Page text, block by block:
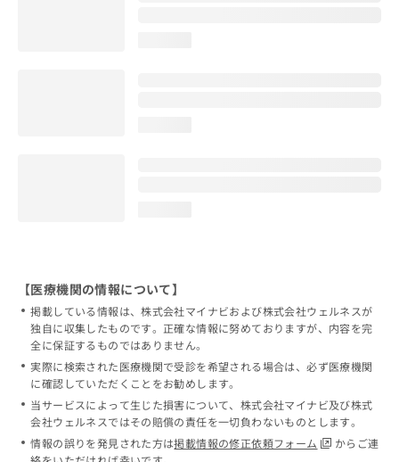
【医療機関の情報について】
掲載している情報は、株式会社マイナビおよび株式会社ウェルネスが
独自に収集したものです。正確な情報に努めておりますが、内容を完
全に保証するものではありません。
実際に検索された医療機関で受診を希望される場合は、必ず医療機関
に確認していただくことをお勧めします。
当サービスによって生じた損害について、株式会社マイナビ及び株式
会社ウェルネスではその賠償の責任を一切負わないものとします。
情報の誤りを発見された方は掲載情報の修正依頼フォーム
からご連